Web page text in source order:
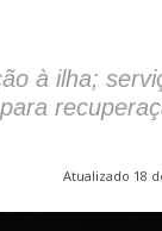
à ilha;
Atualizado 18